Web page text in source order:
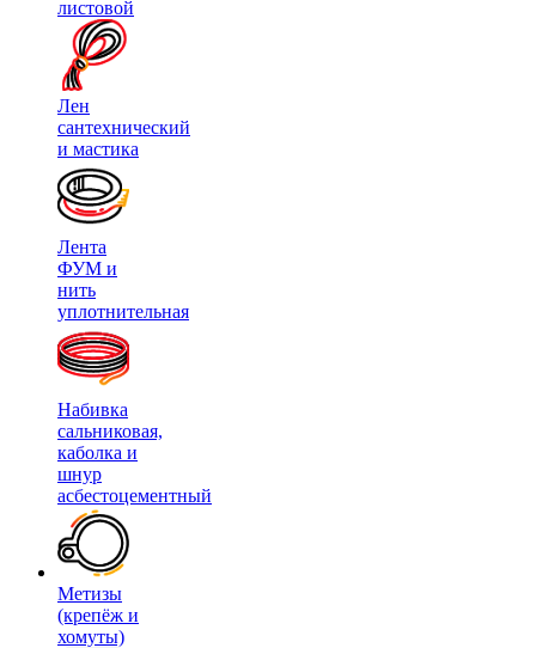
листовой
Лен
сантехнический
и мастика
Лента
ФУМ и
нить
уплотнительная
Набивка
сальниковая,
каболка и
шнур
асбестоцементный
Метизы
(крепёж и
хомуты)